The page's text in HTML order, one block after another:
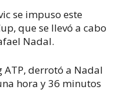
se impuso este
que se llevó a cabo
Nadal.
ATP, derrotó a Nadal
hora y 36 minutos